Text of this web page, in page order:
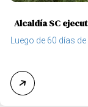
Alcaldía SC
Luego de 60 días